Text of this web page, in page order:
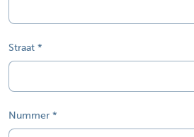
Straat
Nummer